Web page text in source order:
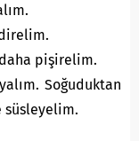
daha pişirelim.
Soğuduktan
süsleyelim.